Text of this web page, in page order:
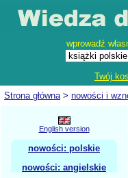
wprowadź
Twój
Strona główna> nowości i
English version
nowości: polskie
nowości: angielskie